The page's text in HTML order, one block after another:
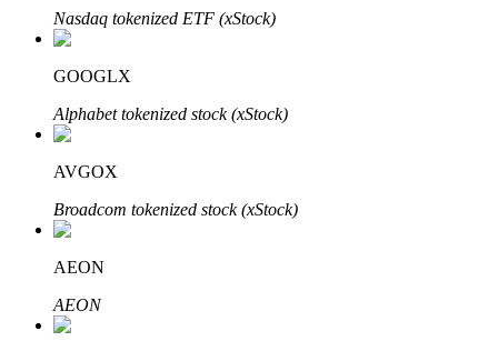
學習理財
了解如何賺取穩定收入
Bitrue AI
Nasdaq tokenized ETF (xStock)
GOOGLX
Alphabet tokenized stock (xStock)
AVGOX
Broadcom tokenized stock (xStock)
AEON
AEON